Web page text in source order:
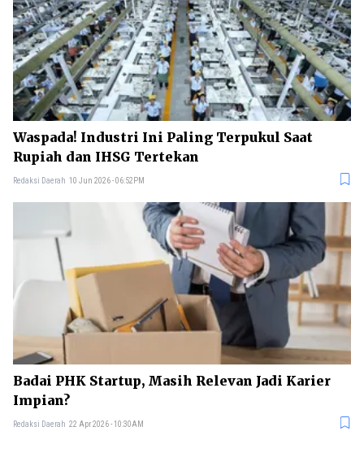
Waspada! Industri Ini Paling Terpukul Saat
Rupiah dan IHSG Tertekan
Redaksi Daerah 10 Jun 2026 - 06:52PM
Badai PHK Startup, Masih Relevan Jadi Karier
Impian?
Redaksi Daerah 22 Apr 2026 - 10:30AM